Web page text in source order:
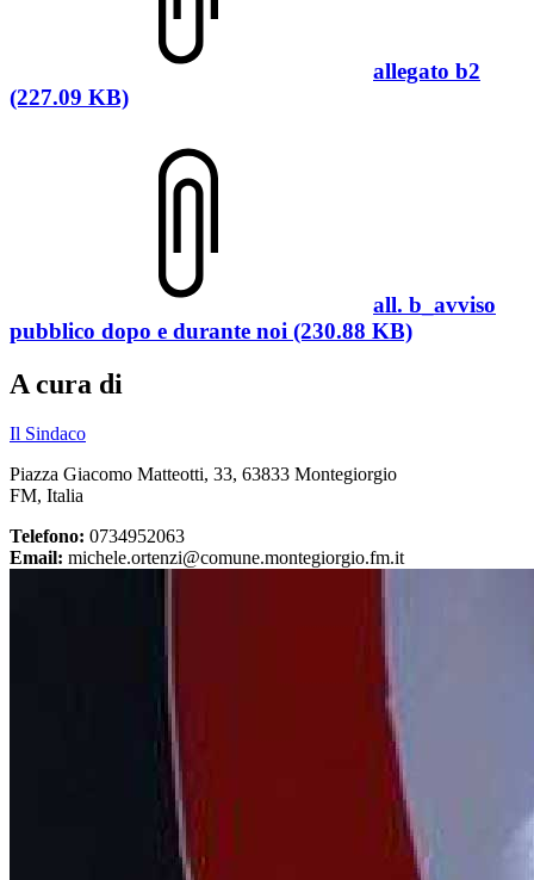
allegato b2
(227.09 KB)
all. b_avviso
pubblico dopo e durante noi (230.88 KB)
A cura di
Il Sindaco
Piazza Giacomo Matteotti, 33, 63833 Montegiorgio
FM, Italia
Telefono: 0734952063
Email: michele.ortenzi@comune.montegiorgio.fm.it